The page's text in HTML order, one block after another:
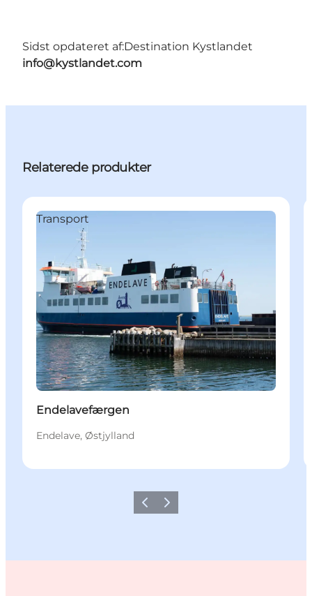
Sidst opdateret af:Destination Kystlandet
info@kystlandet.com
Relaterede produkter
Transport
Endelavefærgen
Endelave, Østjylland
ForrigeNæste